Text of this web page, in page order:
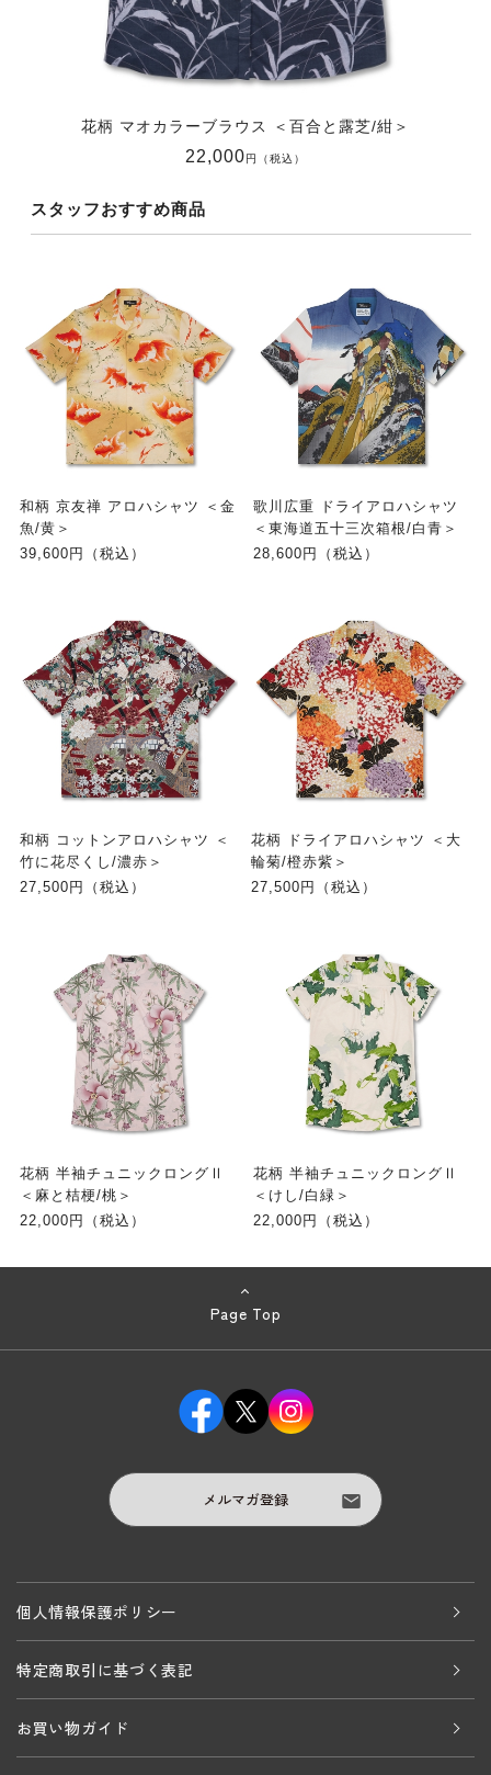
花柄 マオカラーブラウス ＜百合と露芝/紺＞
22,000円（税込）
スタッフおすすめ商品
和柄 京友禅 アロハシャツ ＜金
魚/黄＞
39,600円（税込）
歌川広重 ドライアロハシャツ
＜東海道五十三次箱根/白青＞
28,600円（税込）
和柄 コットンアロハシャツ ＜
竹に花尽くし/濃赤＞
27,500円（税込）
花柄 ドライアロハシャツ ＜大
輪菊/橙赤紫＞
27,500円（税込）
花柄 半袖チュニックロングⅡ
＜麻と桔梗/桃＞
22,000円（税込）
花柄 半袖チュニックロングⅡ
＜けし/白緑＞
22,000円（税込）
Page Top
メルマガ登録
個人情報保護ポリシー
特定商取引に基づく表記
お買い物ガイド